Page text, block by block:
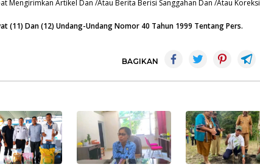
Mengirimkan Artikel Dan /Atau Berita Berisi Sanggahan Dan /Atau Koreksi
(11) Dan (12) Undang-Undang Nomor 40 Tahun 1999 Tentang Pers.
BAGIKAN